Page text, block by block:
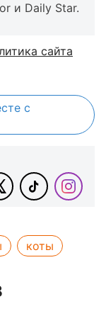
и Daily Star.
сайта
с
коты